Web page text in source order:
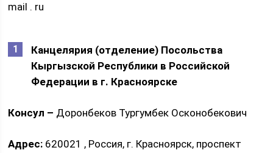
mail . ru
Канцелярия (отделение) Посольства
Кыргызской Республики в Российской
Федерации в г. Красноярске
Консул – Доронбеков Тургумбек Осконобекович
Адрес: 620021 , Россия, г. Красноярск, проспект